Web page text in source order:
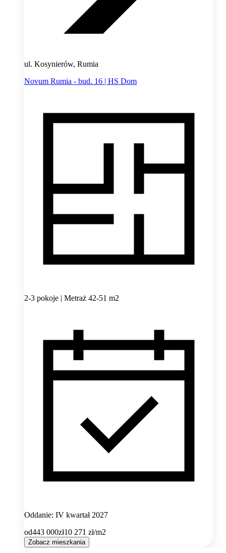
ul. Kosynierów, Rumia
Novum Rumia - bud. 16 | HS Dom
2-3 pokoje | Metraż 42-51 m2
Oddanie: IV kwartał 2027
od443 000zł10 271 zł/m2
Zobacz mieszkania